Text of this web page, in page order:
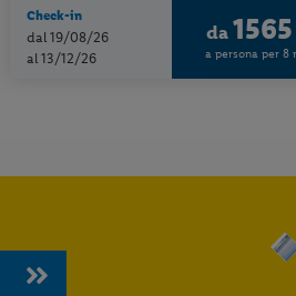
Check-in
dal 19/08/26
al 13/12/26
da
a persona per 8